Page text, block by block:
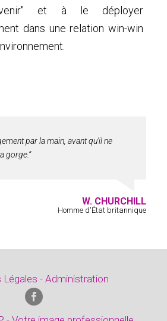
et à le déployer
dans une relation win-win
par la main, avant qu'il ne
gorge.”
W. CHURCHILL
Homme d'État britannique
- Administration